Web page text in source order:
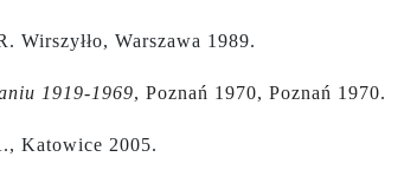
Wirszyłło, Warszawa 1989.
1919-1969, Poznań 1970, Poznań 1970.
Katowice 2005.